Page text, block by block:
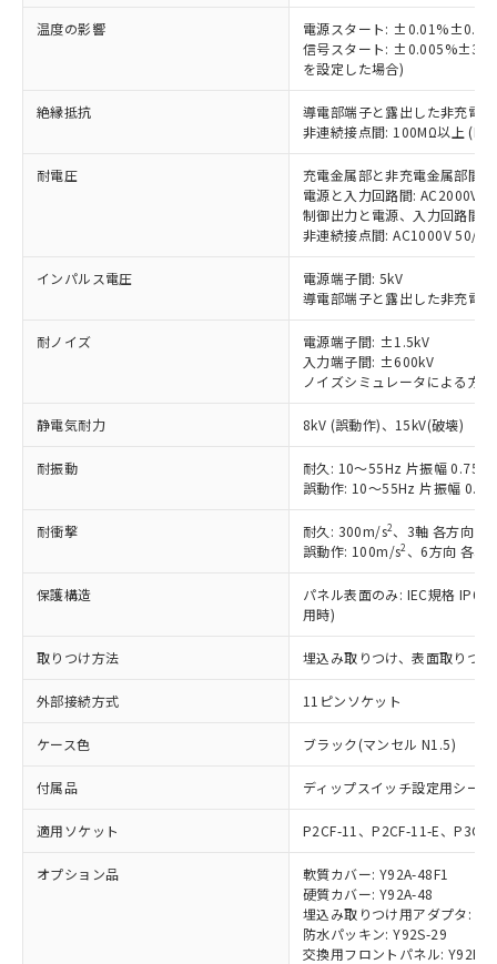
温度の影響
電源スタート:
信号スタート: ±0.005%±3ms
を設定した場合)
絶縁抵抗
導電部端子と露出した非充電
非連続接点間: 100MΩ以上
耐電圧
充電金属部と非充電金属部間:
電源と入力回路間: AC2000V
制御出力と電源、入力回路間:
非連続接点間: AC1000V 50/
インパルス電圧
電源端子間: 5kV
導電部端子と露出した非充電
耐ノイズ
電源端子間: ±1.5kV
入力端子間: ±600kV
ノイズシミュレータによる方
静電気耐力 8kV (誤動作)、15kV(破壊)
耐振動
耐久: 10～55Hz 片振幅
誤動作: 10～55Hz 片振幅
耐衝撃 耐久: 300m/s2、3軸 各方向 各
誤動作: 100m/s2 、6方向 各3回
保護構造
パネル表面のみ: IEC規格
用時)
取りつけ方法 埋込み取りつけ、表面取りつ
外部接続方式 11ピンソケット
ケース色 ブラック(マンセル N1.5)
付属品 ディップスイッチ設定用シール
適用ソケット P2CF-11、P2CF-11-E、
オプション品
軟質カバー: Y92A-48F1
硬質カバー: Y92A-48
埋込み取りつけ用アダプタ:
防水パッキン: Y92S-29
交換用フロントパネル: Y92P-
正式な納期状況および標準価格はお客
様のお取引先、またはお客様担当のオ
ムロン制御機器販売店・当社販売員に
オムロン制御機器販売店や当社販売拠
販売ネットワーク
」をご確認
在庫状況および標準価格結果を当社の
事前の承諾なく第三者に漏洩または開
示しないようお願いします。
マイパーツ機能（部品リスト作成サー
ビス）をご利用いただくには、I-Web
メンバーズにご登録されている必要が
お客様が当ウェブサイト上で当社にご
登録された部品リストについて、当社
および当社の共同利用者が、当社の製
品・サービスに関するお客様との取
引・商談に必要な範囲で利用すること
※当社の共同利用者とは、"個人情報
の「1.共同利
用者の範囲」に記載されている法人を
ル) (DEHP)(別名：DOP) 1000ppm以下、フタル酸ブチ
ルベンジル（BBP） 1000ppm以下、フタル酸ジブチル
（DBP） 1000ppm以下、フタル酸ジイソブチル
但し、RoHS指令で産業用監視および制御機器に対する
フタル酸エステル類の４物質については閾値を超える意
図的な使用がないことを確認しています。
部品在庫の切り替え状況などにより、予定
月が前後することがあります。
※3 非含有証明書ダウンロード
下記の非含有証明書をダウンロードするこ
とができます。
EU RoHS指令（10物質）の非含有証明書
51物質の非含有証明書（当社基準）
※本証明書は発行日時点で非含有を証明す
るもので、過去に遡って非含有を証明する
また、RoHS指令のフタル酸エステル類４
物質の対応では、対応完了までの期間は出
荷製品に未対応品が混在することから備考
欄に対応日を記載しておりました。
既に当社にて対応品への在庫切替を完了
していることから、特段のことがない限
り、2022年1月12日より割愛しておりま
す。
DBP(フタル酸ジブチル) : 1000ppm、 DIBP(フタル酸ジ
イソブチル) : 1000ppm、 BBP(フタル酸ブチルベンジ
DEHP(フタル酸ビス(2-エチルヘキシル)) : 1000ppm
「ｅ」：有害物質（10物質）のすべてが基
準値以下であることを示します。
「10」：通常の使用状況下において有害物
質が外部に漏えいし、環境に深刻な影響を
及ぼさない年数を意味します。
「－」：未確認です。当社販売部門へお問
当社は規制貨物を破棄する場合は、完
全に破砕するなど、違法に輸出されな
いよう必要な手段を講じます。
当社は貴社製品を、核兵器、ミサイ
武器並びにこれらの製造装置等に一切
当社は、貴社製品を第三者に販売する
場合は、上記1、2および3の内容を当
該第三者に通知します。また当社は、
販売先および販売に係わる関係者が違
法に輸出するおそれがある場合は、取
り引きをいたしません。
キャンセル
一定数には満たないが在庫あり
在庫なし(最新の在庫状況につ
いては、お客様のお取引先、ま
たはお客様担当のオムロン制御
機器販売店・当社販売員にご確
白
受注生産機種、また在庫状況の
情報を公開していない機種